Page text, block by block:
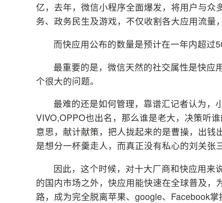
亿，去年，微信小程序全面爆发，将用户与
务、政务民生及游戏，不仅收割各大应用流量
而快应用公布的数量是预计在一年内超过
最重要的是，微信天然的社交属性是快应
个很大的问题。
最难的还是如何管理，靠谱汇记者认为，
VIVO,OPPO也出名，那么谁是老大，决策听
意思，献计献策，把人拢起来的是曹操，出
是想分一杯羹走人，而真正没有私心的刘关张
因此，这个时候，对十大厂商和快应用来
的国内市场之外，快应用能快速在全球普及
路，成为完全脱离苹果、google、Facebook